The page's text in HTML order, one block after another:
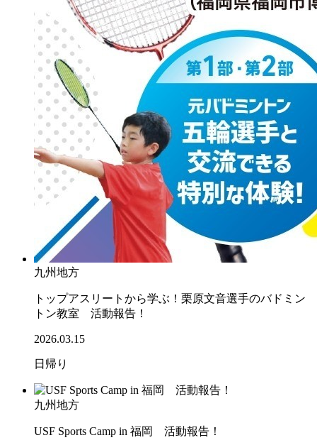
九州地方
トップアスリートから学ぶ！栗原文音選手のバドミン
トン教室 活動報告！
2026.03.15
日帰り
九州地方
USF Sports Camp in 福岡 活動報告！